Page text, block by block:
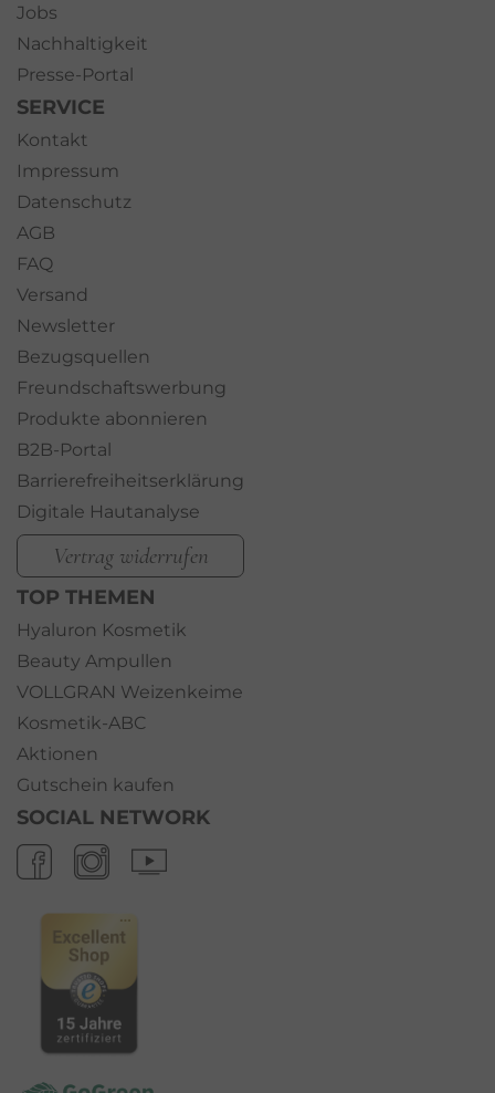
Jobs
Nachhaltigkeit
Presse-Portal
SERVICE
Kontakt
Impressum
Datenschutz
AGB
FAQ
Versand
Newsletter
Bezugsquellen
Freundschaftswerbung
Produkte abonnieren
B2B-Portal
Barrierefreiheitserklärung
Digitale Hautanalyse
Vertrag widerrufen
TOP THEMEN
Hyaluron Kosmetik
Beauty Ampullen
VOLLGRAN Weizenkeime
Kosmetik-ABC
Aktionen
Gutschein kaufen
SOCIAL NETWORK